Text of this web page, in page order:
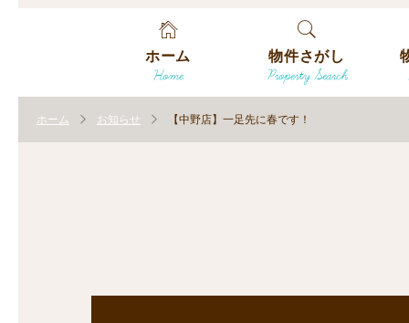
ホーム
Home
物件さがし
Property Search
ホーム お知らせ 【中野店】一足先に春です！